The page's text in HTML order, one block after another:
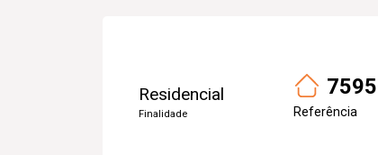
Residencial
Finalidade Referência